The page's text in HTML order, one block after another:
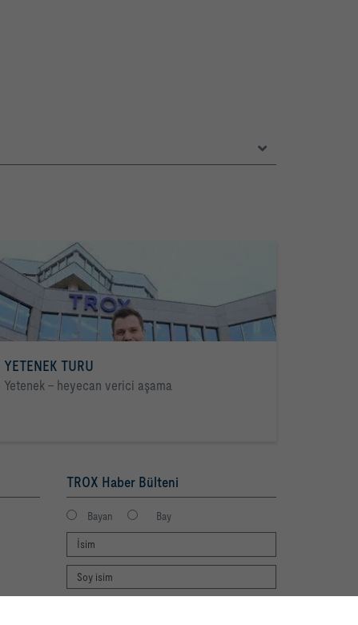
YETENEK TURU
Yetenek - heyecan verici aşama
TROX Haber Bülteni
Bayan Bay